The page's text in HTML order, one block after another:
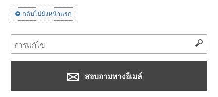
กลับไปยังหน้าแรก
สอบถามทางอีเมล์